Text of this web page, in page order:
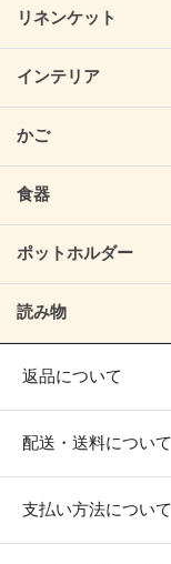
リネンケット
インテリア
かご
食器
ポットホルダー
読み物
返品について
配送・送料について
支払い方法について